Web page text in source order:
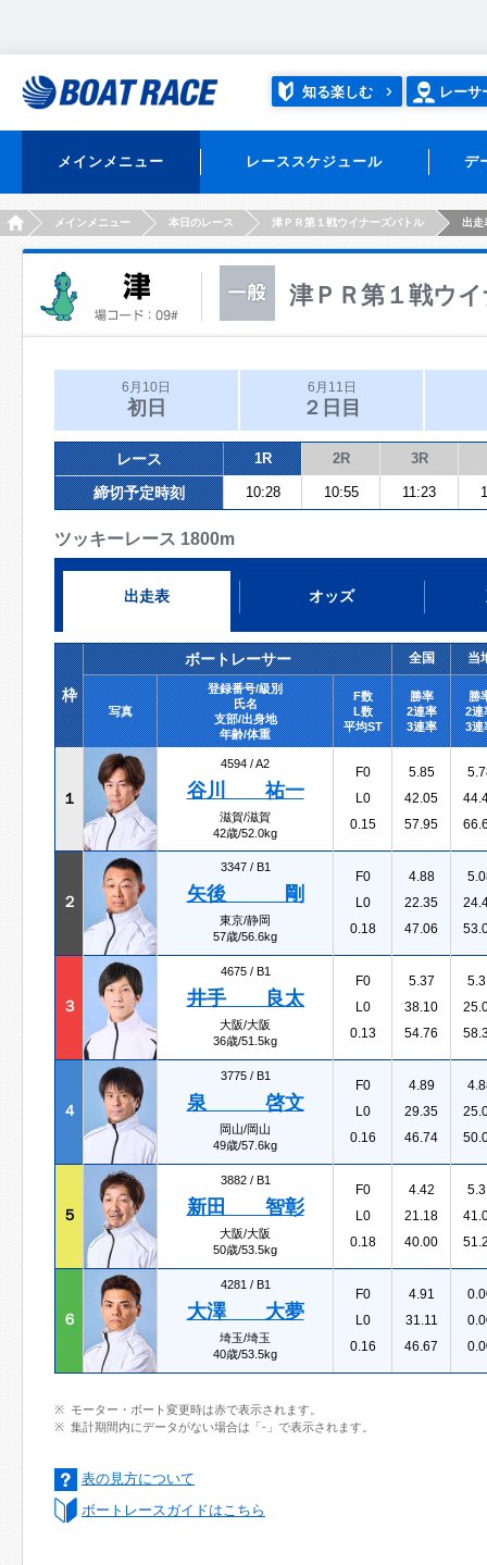
知る楽しむ レーサ
メインメニュー レーススケジュール デ
HOMEメインメニュー 本日のレース 津ＰＲ第１戦ウイナーズバトル 出走
津ＰＲ第１戦ウ
6月10日
初日
6月11日
２日目
レース 1R 2R 3R
締切予定時刻 10:28 10:55 11:23
ツッキーレース 1800m
出走表 オッズ
枠
ボートレーサー 全国 当
写真
登録番号/級別
氏名
支部/出身地
年齢/体重
F数
L数
平均ST
勝率
2連率
3連率
勝
2連
3連
１
4594 /A2
谷川 祐一
滋賀/滋賀
42歳/52.0kg
F0
L0
0.15
5.85
42.05
57.95
２
3347 / B1
矢後 剛
東京/静岡
57歳/56.6kg
F0
L0
0.18
4.88
22.35
47.06
３
4675 / B1
井手 良太
大阪/大阪
36歳/51.5kg
F0
L0
0.13
5.37
38.10
54.76
４
3775 / B1
泉 啓文
岡山/岡山
49歳/57.6kg
F0
L0
0.16
4.89
29.35
46.74
５
3882 / B1
新田 智彰
大阪/大阪
50歳/53.5kg
F0
L0
0.18
4.42
21.18
40.00
６
4281 / B1
大澤 大夢
埼玉/埼玉
40歳/53.5kg
F0
L0
0.16
4.91
31.11
46.67
モーター・ボート変更時は赤で表示されます。
集計期間内にデータがない場合は「-」で表示されます。
表の見方について
ボートレースガイドはこちら